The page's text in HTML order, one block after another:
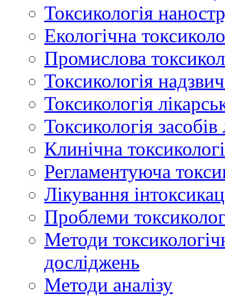
Токсикологія
Екологічна
Промислова
Токсикологія
Токсикологія
Токсикологія
Клинічна
Регламентуюча
Лікування
Проблеми
Методи
досліджень
Методи аналізу